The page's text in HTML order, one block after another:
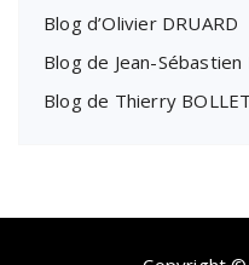
Blog d’Olivier DRUARD
Blog de Jean-Sébastien
Blog de Thierry BOLLET